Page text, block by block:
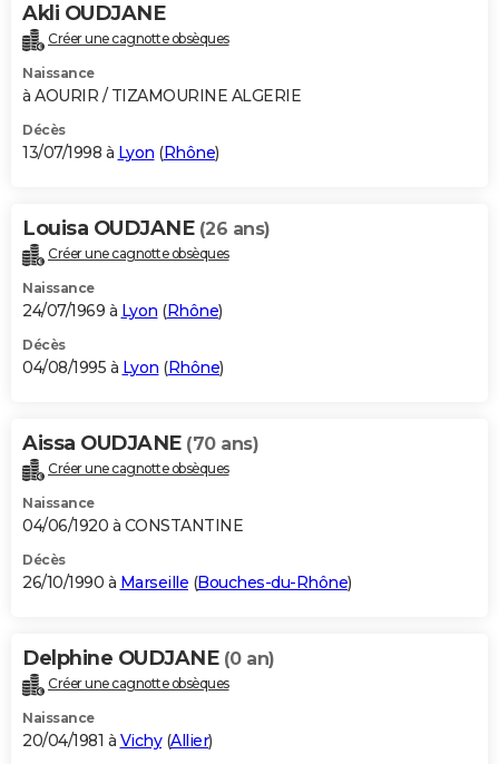
Akli OUDJANE
Créer une cagnotte obsèques
Naissance
à AOURIR / TIZAMOURINE ALGERIE
Décès
13/07/1998 à Lyon (Rhône)
Louisa OUDJANE (26 ans)
Créer une cagnotte obsèques
Naissance
24/07/1969 à Lyon (Rhône)
Décès
04/08/1995 à Lyon (Rhône)
Aissa OUDJANE (70 ans)
Créer une cagnotte obsèques
Naissance
04/06/1920 à CONSTANTINE
Décès
26/10/1990 à Marseille (Bouches-du-Rhône)
Delphine OUDJANE (0 an)
Créer une cagnotte obsèques
Naissance
20/04/1981 à Vichy(Allier)